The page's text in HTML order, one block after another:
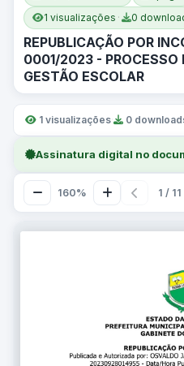
1 visualizações · 0
REPUBLICAÇÃO POR
0001/2023 - PROCESSO
GESTÃO ESCOLAR
1 visualizações 0
Assinatura digital no
160% 1 / 11